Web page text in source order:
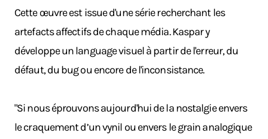
Cette œuvre est issue d'une série recherchant les
artefacts affectifs de chaque média. Kaspar y
développe un language visuel à partir de l'erreur, du
défaut, du bug ou encore de l'inconsistance.
"Si nous éprouvons aujourd'hui de la nostalgie envers
le craquement d’un vynil ou envers le grain analogique